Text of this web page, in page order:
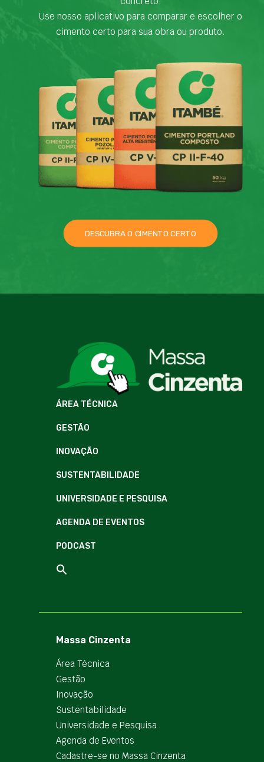
Use nosso aplicativo para comparar e escolher o
cimento certo para sua obra ou produto.
DESCUBRA O CIMENTO CERTO
ÁREA TÉCNICA
GESTÃO
INOVAÇÃO
SUSTENTABILIDADE
UNIVERSIDADE E PESQUISA
AGENDA DE EVENTOS
PODCAST
Massa Cinzenta
Área Técnica
Gestão
Inovação
Sustentabilidade
Universidade e Pesquisa
Agenda de Eventos
Cadastre-se no Massa Cinzenta